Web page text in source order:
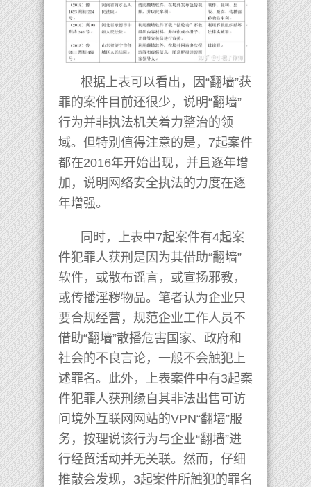
根据上表可以看出，因“翻墙”获
罪的案件目前还很少，说明“翻墙”
行为并非执法机关着力整治的领
域。但特别值得注意的是，7起案件
都在2016年开始出现，并且逐年增
加，说明网络安全执法的力度在逐
年增强。
同时，上表中7起案件有4起案
件犯罪人获刑是因为其借助“翻墙”
软件，或散布谣言，或宣扬邪教，
或传播淫秽物品。笔者认为企业只
要合规经营，规范企业工作人员不
借助“翻墙”散播危害国家、政府和
社会的不良言论，一般不会触犯上
述罪名。此外，上表案件中有3起案
件犯罪人获刑缘自其非法出售可访
问境外互联网网站的VPN“翻墙”服
务，按理说该行为与企业“翻墙”进
行经贸活动并无关联。然而，仔细
推敲会发现，3起案件所触犯的罪名